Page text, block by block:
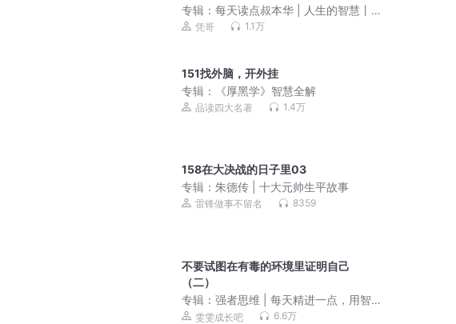
专辑： 每天读点叔本华 | 人生的智慧丨
恰到好处的孤独：学会与自己相处，在
凭哥 1.1万
151找外脑，开外挂
专辑：
《厚黑学》智慧全解
品读四大名著 1.4万
158在大决战的日子里03
专辑： 朱德传 | 十大元帅生平故事
雷锋做事不留名 8359
不要试图在有毒的环境里证明自己
（二）
专辑： 强者思维 | 每天精进一点，用智
慧助力成长
雯雯成长吧 6.6万